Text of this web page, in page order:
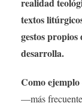
realidad
textos
gestos propios
desarrolla.
Como ejemplo
—más